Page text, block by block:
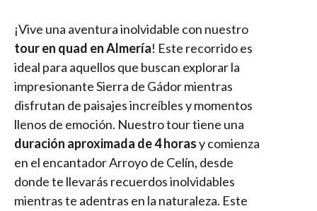
¡Vive una aventura inolvidable con nuestro
tour en quad en Almería! Este recorrido es
ideal para aquellos que buscan explorar la
impresionante Sierra de Gádor mientras
disfrutan de paisajes increíbles y momentos
llenos de emoción. Nuestro tour tiene una
duración aproximada de 4 horasy comienza
en el encantador Arroyo de Celín, desde
donde te llevarás recuerdos inolvidables
mientras te adentras en la naturaleza. Este